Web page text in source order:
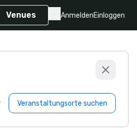
Venues AnmeldenEinloggen
Veranstaltungsorte suchen